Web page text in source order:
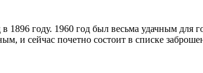
1896 году. 1960 год был весьма удачным
и сейчас почетно состоит в списке